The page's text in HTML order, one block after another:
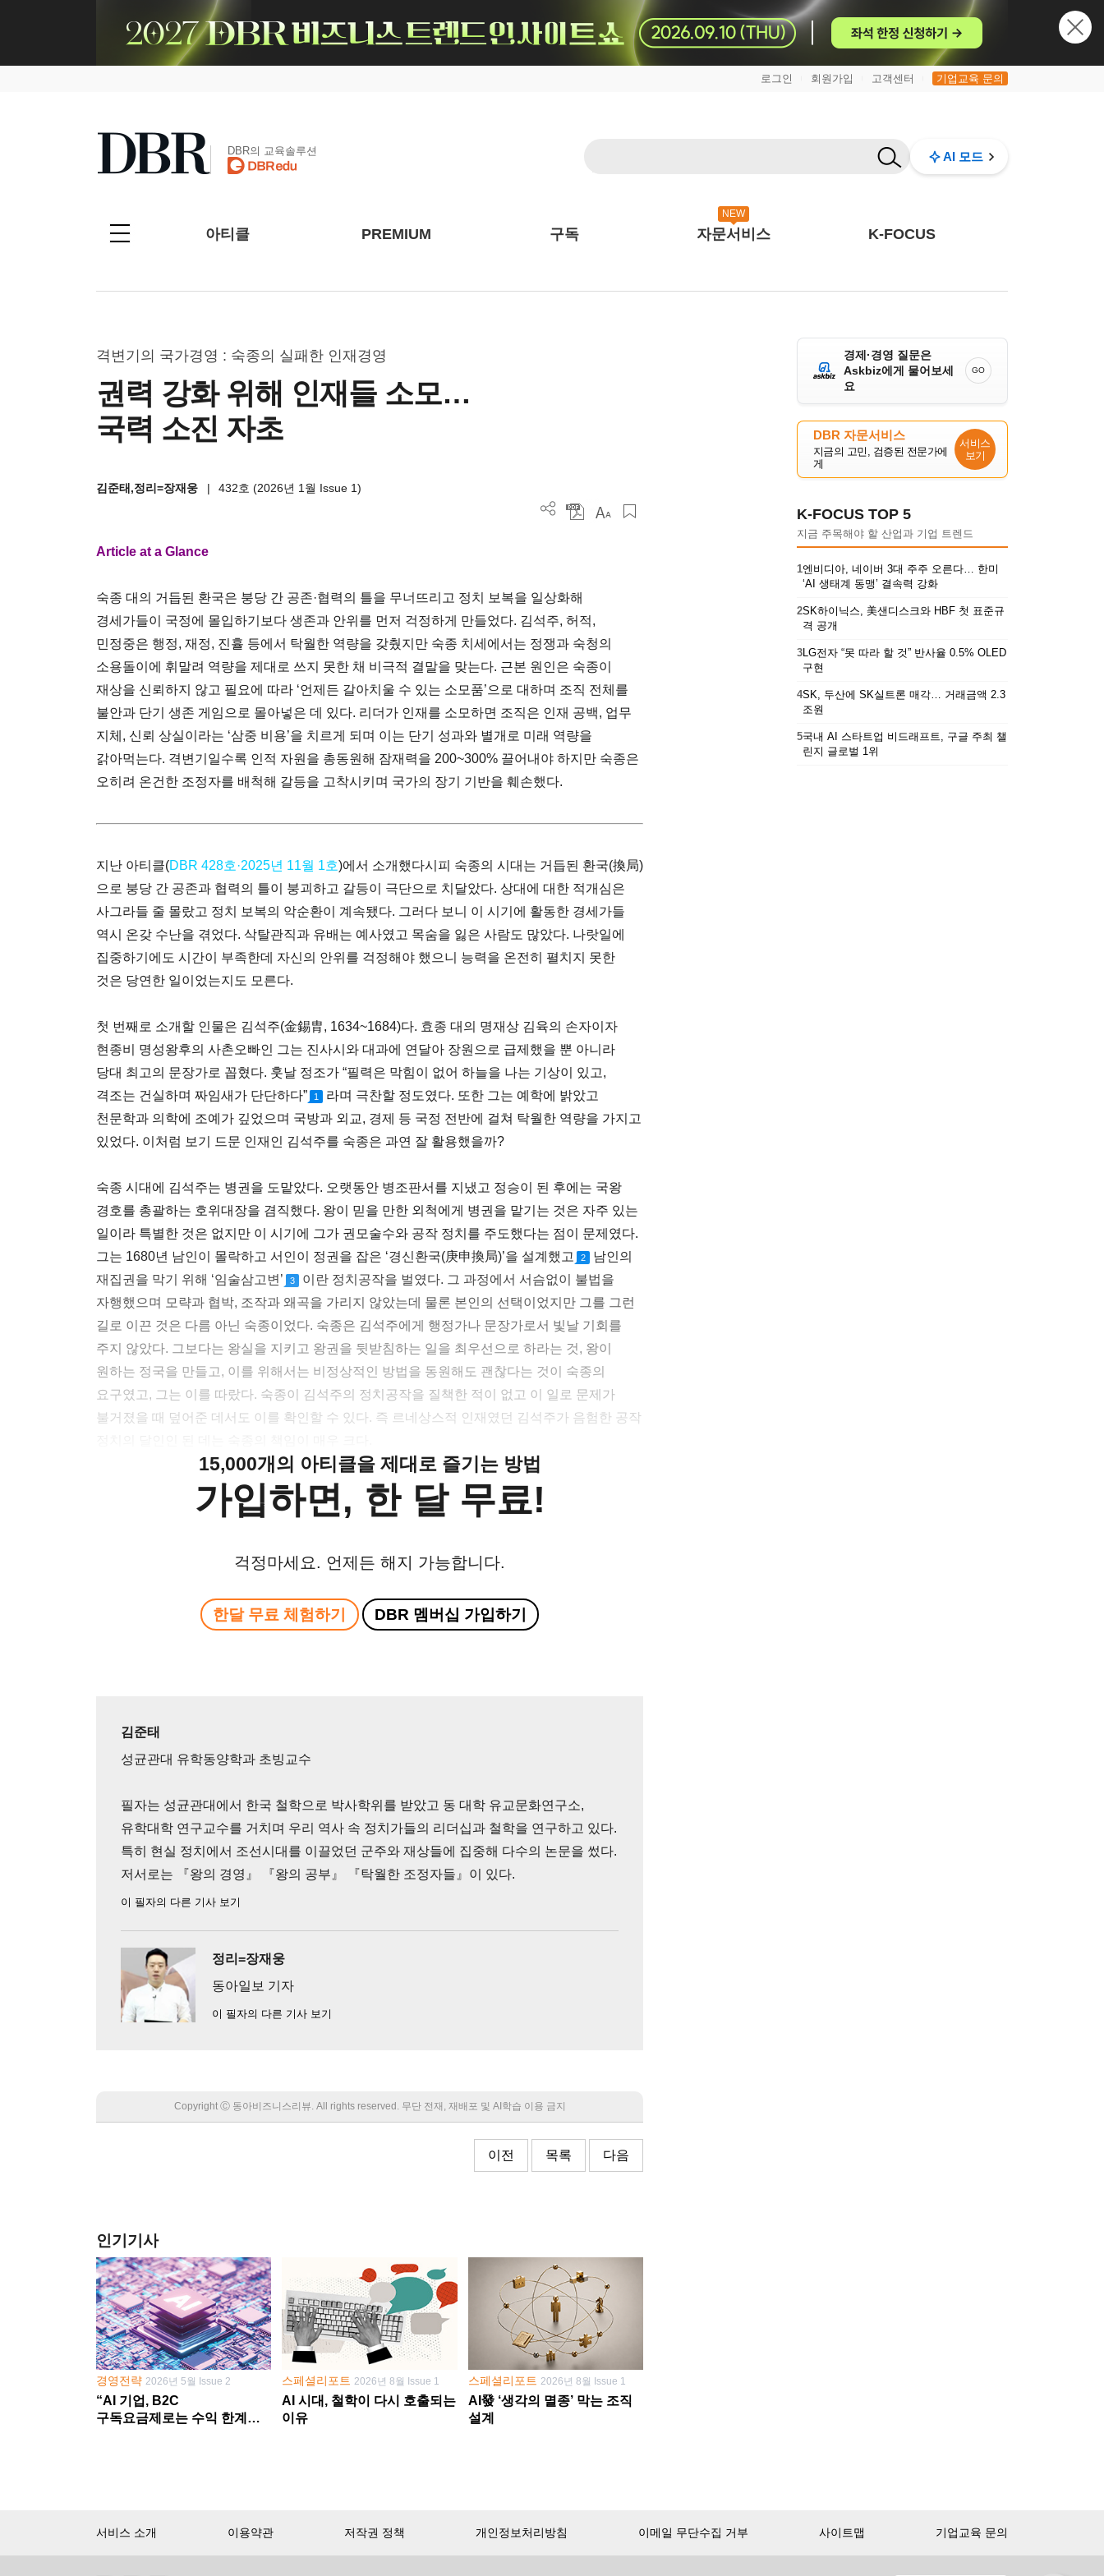
로그인 회원가입 고객센터 기업교육 문의
DBR의 교육솔루션 AI 모드
아티클 PREMIUM 구독
NEW
자문서비스 K-FOCUS
격변기의 국가경영 : 숙종의 실패한 인재경영
권력 강화 위해 인재들 소모…
국력 소진 자초
김준태,정리=장재웅 | 432호 (2026년 1월 Issue 1)
Article at a Glance
숙종 대의 거듭된 환국은 붕당 간 공존·협력의 틀을 무너뜨리고 정치 보복을 일상화해
경세가들이 국정에 몰입하기보다 생존과 안위를 먼저 걱정하게 만들었다. 김석주, 허적,
민정중은 행정, 재정, 진휼 등에서 탁월한 역량을 갖췄지만 숙종 치세에서는 정쟁과 숙청의
소용돌이에 휘말려 역량을 제대로 쓰지 못한 채 비극적 결말을 맞는다. 근본 원인은 숙종이
재상을 신뢰하지 않고 필요에 따라 ‘언제든 갈아치울 수 있는 소모품’으로 대하며 조직 전체를
불안과 단기 생존 게임으로 몰아넣은 데 있다. 리더가 인재를 소모하면 조직은 인재 공백, 업무
지체, 신뢰 상실이라는 ‘삼중 비용’을 치르게 되며 이는 단기 성과와 별개로 미래 역량을
갉아먹는다. 격변기일수록 인적 자원을 총동원해 잠재력을 200~300% 끌어내야 하지만 숙종은
오히려 온건한 조정자를 배척해 갈등을 고착시키며 국가의 장기 기반을 훼손했다.
지난 아티클(DBR 428호·2025년 11월 1호)에서 소개했다시피 숙종의 시대는 거듭된 환국(換局)
으로 붕당 간 공존과 협력의 틀이 붕괴하고 갈등이 극단으로 치달았다. 상대에 대한 적개심은
사그라들 줄 몰랐고 정치 보복의 악순환이 계속됐다. 그러다 보니 이 시기에 활동한 경세가들
역시 온갖 수난을 겪었다. 삭탈관직과 유배는 예사였고 목숨을 잃은 사람도 많았다. 나랏일에
집중하기에도 시간이 부족한데 자신의 안위를 걱정해야 했으니 능력을 온전히 펼치지 못한
것은 당연한 일이었는지도 모른다.
첫 번째로 소개할 인물은 김석주(金錫胄, 1634~1684)다. 효종 대의 명재상 김육의 손자이자
현종비 명성왕후의 사촌오빠인 그는 진사시와 대과에 연달아 장원으로 급제했을 뿐 아니라
당대 최고의 문장가로 꼽혔다. 훗날 정조가 “필력은 막힘이 없어 하늘을 나는 기상이 있고,
격조는 건실하며 짜임새가 단단하다”
1
라며 극찬할 정도였다. 또한 그는 예학에 밝았고
천문학과 의학에 조예가 깊었으며 국방과 외교, 경제 등 국정 전반에 걸쳐 탁월한 역량을 가지고
있었다. 이처럼 보기 드문 인재인 김석주를 숙종은 과연 잘 활용했을까?
숙종 시대에 김석주는 병권을 도맡았다. 오랫동안 병조판서를 지냈고 정승이 된 후에는 국왕
경호를 총괄하는 호위대장을 겸직했다. 왕이 믿을 만한 외척에게 병권을 맡기는 것은 자주 있는
일이라 특별한 것은 없지만 이 시기에 그가 권모술수와 공작 정치를 주도했다는 점이 문제였다.
그는 1680년 남인이 몰락하고 서인이 정권을 잡은 ‘경신환국(庚申換局)’을 설계했고
2
남인의
재집권을 막기 위해 ‘임술삼고변’
3
이란 정치공작을 벌였다. 그 과정에서 서슴없이 불법을
자행했으며 모략과 협박, 조작과 왜곡을 가리지 않았는데 물론 본인의 선택이었지만 그를 그런
길로 이끈 것은 다름 아닌 숙종이었다. 숙종은 김석주에게 행정가나 문장가로서 빛날 기회를
주지 않았다. 그보다는 왕실을 지키고 왕권을 뒷받침하는 일을 최우선으로 하라는 것, 왕이
원하는 정국을 만들고, 이를 위해서는 비정상적인 방법을 동원해도 괜찮다는 것이 숙종의
요구였고, 그는 이를 따랐다. 숙종이 김석주의 정치공작을 질책한 적이 없고 이 일로 문제가
불거졌을 때 덮어준 데서도 이를 확인할 수 있다. 즉 르네상스적 인재였던 김석주가 음험한 공작
15,000개의 아티클을 제대로 즐기는 방법
가입하면, 한 달 무료!
걱정마세요. 언제든 해지 가능합니다.
한달 무료 체험하기 DBR 멤버십 가입하기
김준태
성균관대 유학동양학과 초빙교수
필자는 성균관대에서 한국 철학으로 박사학위를 받았고 동 대학 유교문화연구소,
유학대학 연구교수를 거치며 우리 역사 속 정치가들의 리더십과 철학을 연구하고 있다.
특히 현실 정치에서 조선시대를 이끌었던 군주와 재상들에 집중해 다수의 논문을 썼다.
저서로는 『왕의 경영』 『왕의 공부』 『탁월한 조정자들』이 있다.
이 필자의 다른 기사 보기
정리=장재웅
동아일보 기자
이 필자의 다른 기사 보기
Copyright Ⓒ 동아비즈니스리뷰. All rights reserved. 무단 전재, 재배포 및 AI학습 이용 금지
이전 목록 다음
인기기사
경영전략 2026년 5월 Issue 2
“AI 기업, B2C
구독요금제로는 수익 한계
스페셜리포트 2026년 8월 Issue 1
AI 시대, 철학이 다시 호출되는
이유
스페셜리포트 2026년 8월 Issue 1
AI發 ‘생각의 멸종’ 막는 조직
설계
경제·경영 질문은
Askbiz에게 물어보세
요
GO
DBR 자문서비스
지금의 고민, 검증된 전문가에
게
서비스
보기
K-FOCUS TOP 5
지금 주목해야 할 산업과 기업 트렌드
1엔비디아, 네이버 3대 주주 오른다… 한미
‘AI 생태계 동맹’ 결속력 강화
2SK하이닉스, 美샌디스크와 HBF 첫 표준규
격 공개
3LG전자 “못 따라 할 것” 반사율 0.5% OLED
구현
4SK, 두산에 SK실트론 매각… 거래금액 2.3
조원
5국내 AI 스타트업 비드래프트, 구글 주최 챌
린지 글로벌 1위
서비스 소개 이용약관 저작권 정책 개인정보처리방침 이메일 무단수집 거부 사이트맵 기업교육 문의